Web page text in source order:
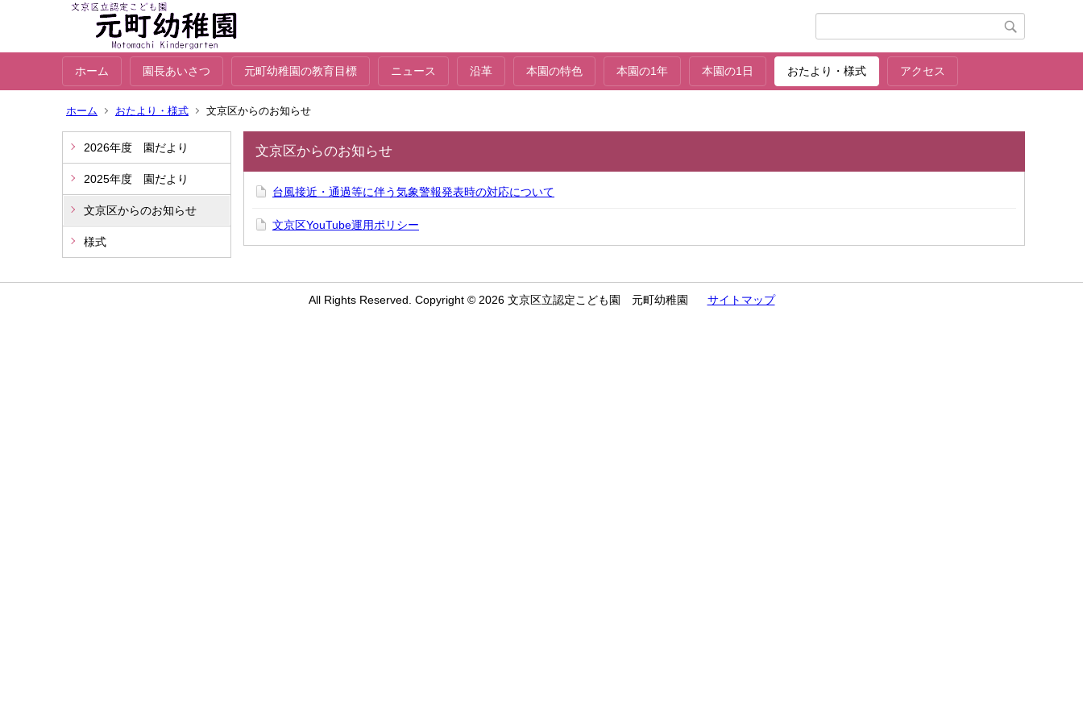
ホーム 園長あいさつ 元町幼稚園の教育目標 ニュース 沿革 本園の特色 本園の1年 本園の1日 おたより・様式 アクセス
ホーム おたより・様式 文京区からのお知らせ
2026年度 園だより
2025年度 園だより
文京区からのお知らせ
様式
文京区からのお知らせ
台風接近・通過等に伴う気象警報発表時の対応について
文京区YouTube運用ポリシー
All Rights Reserved. Copyright © 2026 文京区立認定こども園 元町幼稚園 サイトマップ